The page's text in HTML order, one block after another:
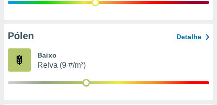
Pólen Detalhe
Baixo
Relva (9 #/m³)